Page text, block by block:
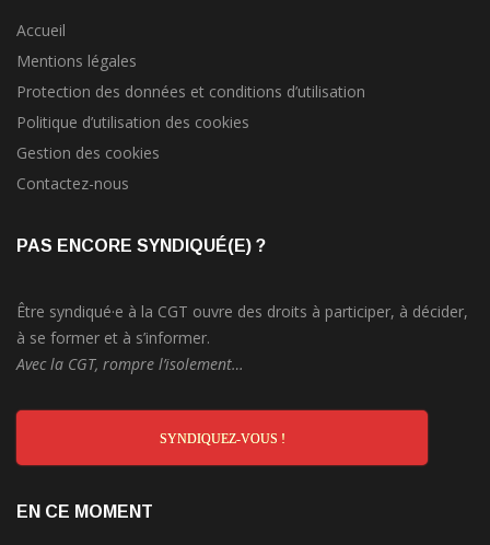
Accueil
Mentions légales
Protection des données et conditions d’utilisation
Politique d’utilisation des cookies
Gestion des cookies
Contactez-nous
PAS ENCORE SYNDIQUÉ(E) ?
Être syndiqué·e à la CGT ouvre des droits à participer, à décider,
à se former et à s’informer.
Avec la CGT, rompre l’isolement…
SYNDIQUEZ-VOUS !
EN CE MOMENT